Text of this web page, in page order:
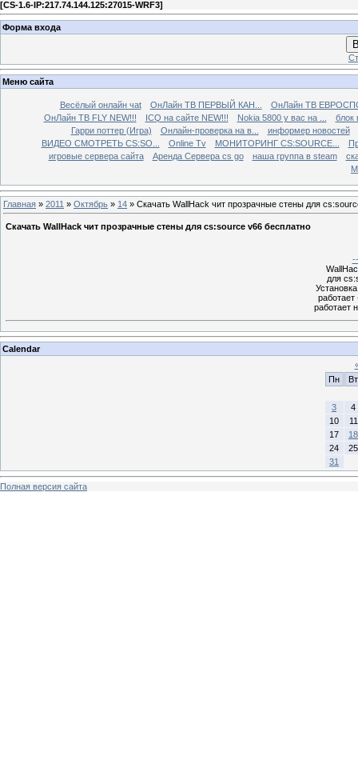
[CS-1.6-IP:217.74.144.125:27015-WRF3]
Форма входа
Меню сайта
Весёлый онлайн чаt ОнЛайн ТВ ПЕРВЫЙ КАН...
ОнЛайн ТВ
ОнЛайн ТВ FLY NEW!!!
ICQ на сайте NEW!!! Nokia 5800 у вас на ...
блок
Гарри поттер (Игра)
Онлайн-проверка на в...
информер новостей
ВИДЕО СМОТРЕТЬ CS:SO...
Online Tv МОНИТОРИНГ CS:SOURCE...
игровые сервера сайта
Аренда Сервера cs go наша группа в steam
Главная » 2011 » Октябрь » 14 » Скачать WallHack чит прозрачные стены для
Скачать WallHack чит прозрачные стены для cs:source v66 бесплатно
для
работает
Calendar
Пн
Вт
3
4
10
11
17
18
24
25
31
Полная версия сайта